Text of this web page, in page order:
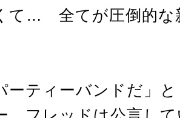
て… 全てが圧倒的な
ーティーバンドだ」